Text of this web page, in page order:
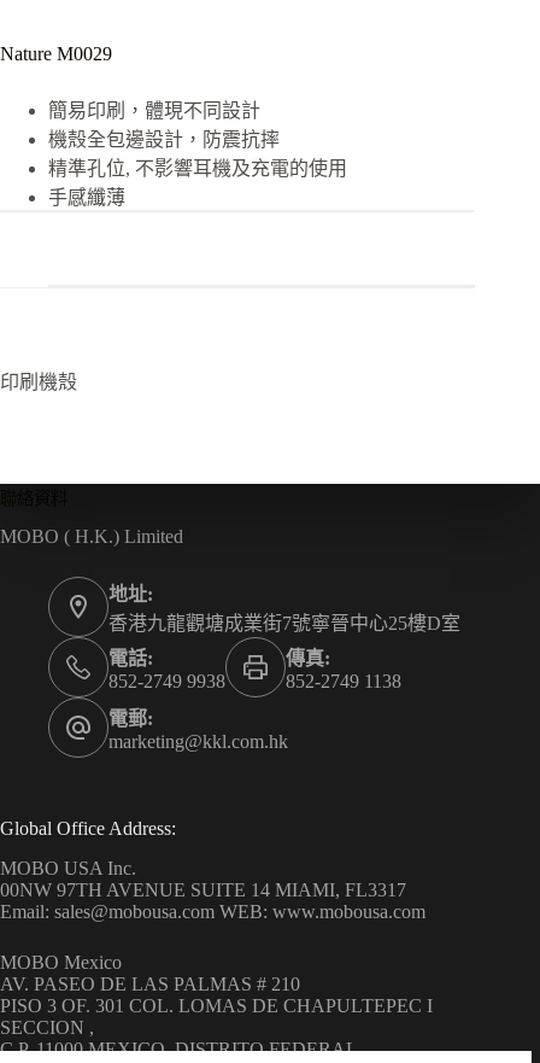
Nature M0029
簡易印刷，體現不同設計
機殼全包邊設計，防震抗摔
精準孔位, 不影響耳機及充電的使用
手感纖薄
印刷機殼
MOBO ( H.K.) Limited
地址:
香港九龍觀塘成業街7號寧晉中心25樓D室
電話:
852-2749 9938
傳真:
852-2749 1138
電郵:
marketing@kkl.com.hk
Global Office Address:
MOBO USA Inc.
00NW 97TH AVENUE SUITE 14 MIAMI, FL3317
Email: sales@mobousa.com WEB: www.mobousa.com
MOBO Mexico
AV. PASEO DE LAS PALMAS # 210
PISO 3 OF. 301 COL. LOMAS DE CHAPULTEPEC I
SECCION ,
C.P. 11000 MEXICO, DISTRITO FEDERAL